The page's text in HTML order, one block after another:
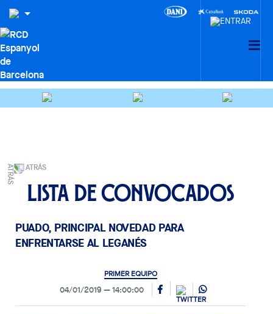
ATRÁS
Lista de convocados
PUADO, PRINCIPAL NOVEDAD PARA
ENFRENTARSE AL LEGANÉS
PRIMER EQUIPO
04/01/2019 14:00:00